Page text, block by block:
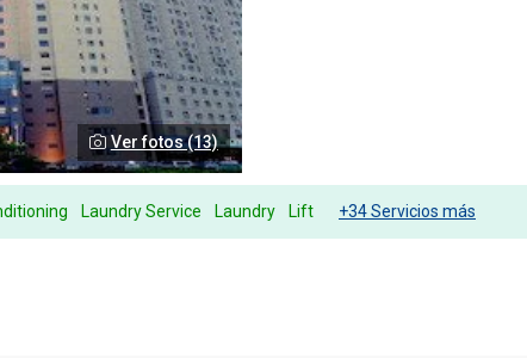
Ver fotos (13)
Laundry Service Laundry Lift +34 Servicios más